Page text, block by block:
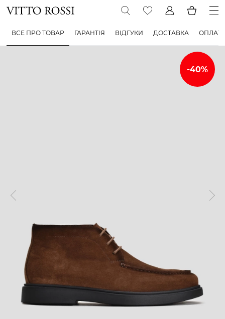
ВСЕ ПРО ТОВАР ГАРАНТІЯ ВІДГУКИ ДОСТАВКА